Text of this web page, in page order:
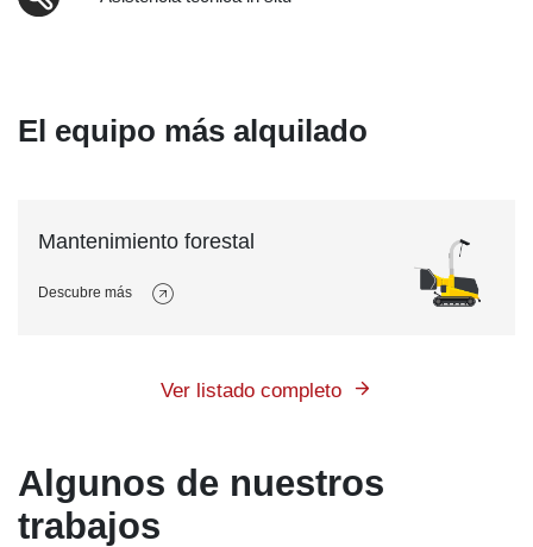
El equipo más alquilado
Mantenimiento forestal
Descubre más
Ver listado completo
Algunos de nuestros
trabajos